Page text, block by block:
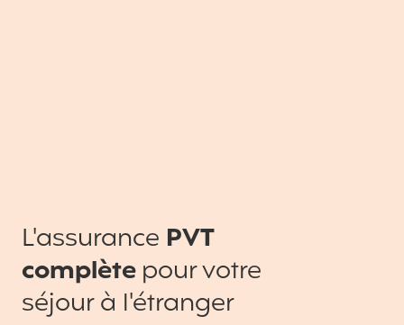
L'assurance PVT
complètepour votre
séjour à l'étranger